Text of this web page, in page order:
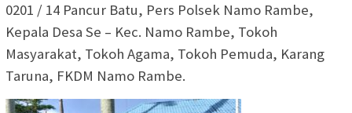
0201 / 14 Pancur Batu, Pers Polsek Namo Rambe,
Kepala Desa Se – Kec. Namo Rambe, Tokoh
Masyarakat, Tokoh Agama, Tokoh Pemuda, Karang
Taruna, FKDM Namo Rambe.